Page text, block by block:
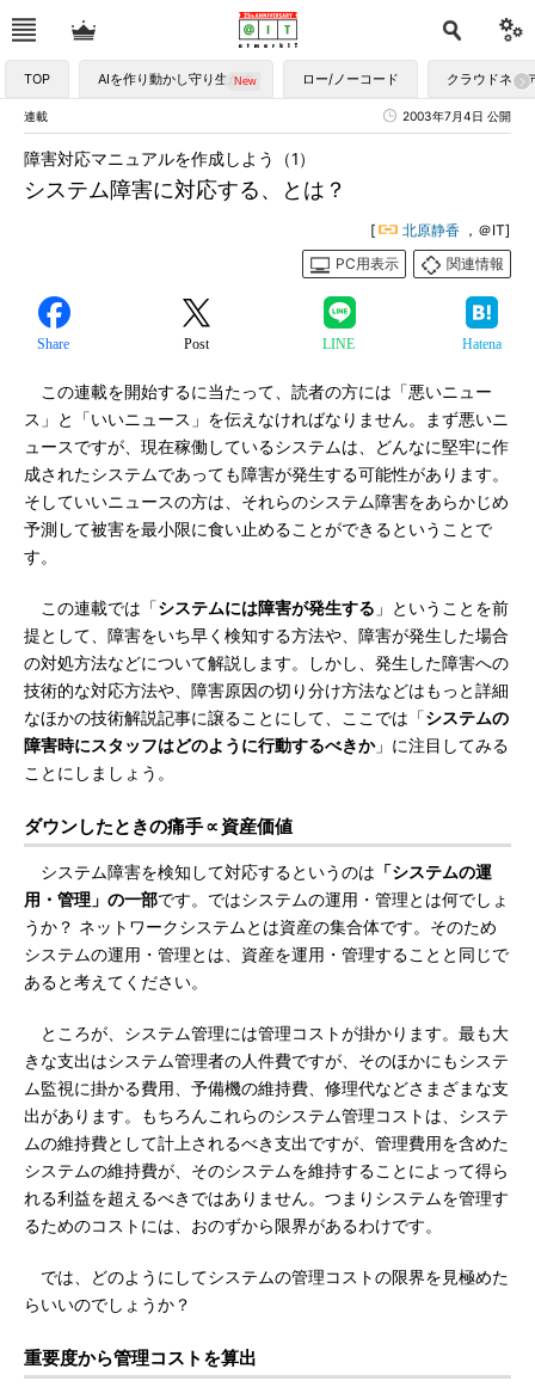
TOP AIを作り動かし守り生かす ロー/ノーコード クラウドネイ
連載 2003年7月4日 公開
システム障害に対応する、とは？
障害対応マニュアルを作成しよう（1）
[ 北原静香 ，＠IT]
PC用表示
関連情報
Share Post LINE Hatena
この連載を開始するに当たって、読者の方には「悪いニュー
ス」と「いいニュース」を伝えなければなりません。まず悪いニ
ュースですが、現在稼働しているシステムは、どんなに堅牢に作
成されたシステムであっても障害が発生する可能性があります。
そしていいニュースの方は、それらのシステム障害をあらかじめ
予測して被害を最小限に食い止めることができるということで
す。
この連載では「システムには障害が発生する 」ということを前
提として、障害をいち早く検知する方法や、障害が発生した場合
の対処方法などについて解説します。しかし、発生した障害への
技術的な対応方法や、障害原因の切り分け方法などはもっと詳細
なほかの技術解説記事に譲ることにして、ここでは「システムの
障害時にスタッフはどのように行動するべきか」に注目してみる
ことにしましょう。
ダウンしたときの痛手∝資産価値
システム障害を検知して対応するというのは 「システムの運
用・管理」の一部です。ではシステムの運用・管理とは何でしょ
うか？ ネットワークシステムとは資産の集合体です。そのため
システムの運用・管理とは、資産を運用・管理することと同じで
あると考えてください。
ところが、システム管理には管理コストが掛かります。最も大
きな支出はシステム管理者の人件費ですが、そのほかにもシステ
ム監視に掛かる費用、予備機の維持費、修理代などさまざまな支
出があります。もちろんこれらのシステム管理コストは、システ
ムの維持費として計上されるべき支出ですが、管理費用を含めた
システムの維持費が、そのシステムを維持することによって得ら
れる利益を超えるべきではありません。つまりシステムを管理す
るためのコストには、おのずから限界があるわけです。
では、どのようにしてシステムの管理コストの限界を見極めた
らいいのでしょうか？
重要度から管理コストを算出